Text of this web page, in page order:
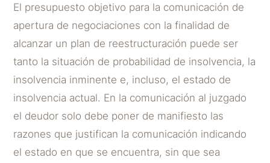
El presupuesto objetivo para la comunicación de
apertura de negociaciones con la finalidad de
alcanzar un plan de reestructuración puede ser
tanto la situación de probabilidad de insolvencia, la
insolvencia inminente e, incluso, el estado de
insolvencia actual. En la comunicación al juzgado
el deudor solo debe poner de manifiesto las
razones que justifican la comunicación indicando
el estado en que se encuentra, sin que sea